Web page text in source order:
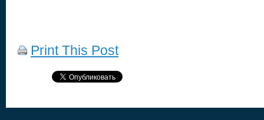
Print This Post